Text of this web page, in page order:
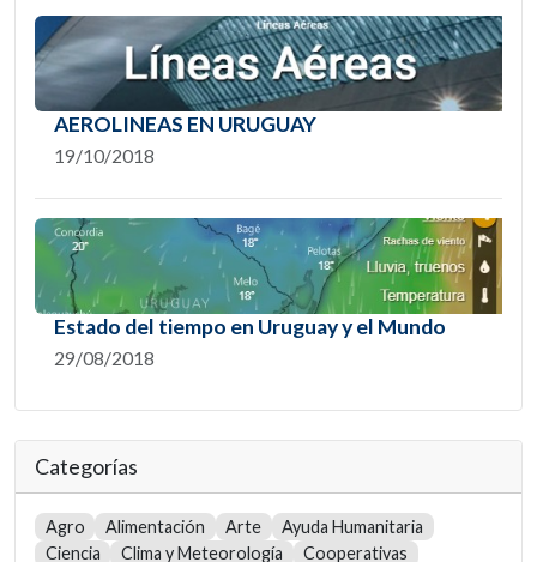
AEROLINEAS EN URUGUAY
19/10/2018
Estado del tiempo en Uruguay y el Mundo
29/08/2018
Categorías
Agro Alimentación Arte
Ayuda Humanitaria
Ciencia
Clima y Meteorología
Cooperativas